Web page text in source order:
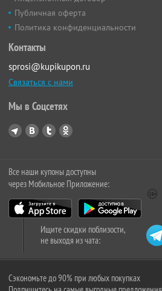
Публичная оферта
Политика конфиденциальности
Контакты
sprosi@kupikupon.ru
Связаться с нами
Мы в Соцсетях
Все наши купоны доступны
через Мобильное Приложение:
Ищите скидки поблизости,
не выходя из чата:
Сэкономьте до 90% при любых покупках